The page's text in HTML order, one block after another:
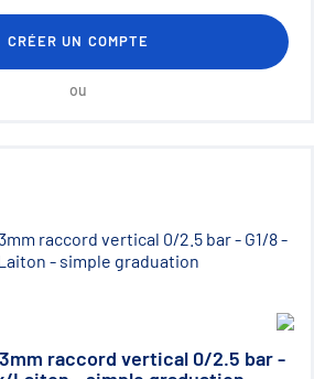
CRÉER UN COMPTE
ou
raccord vertical 0/2.5 bar -